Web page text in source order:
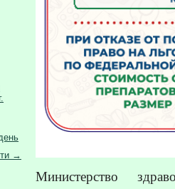
→
Министерство